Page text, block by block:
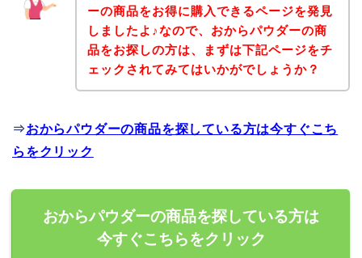
ーの商品をお得に購入できるページを発見
しましたよ♪なので、おからパウダーの商
品をお探しの方は、まずは下記ページをチ
ェックされてみてはいかがでしょうか？
⇒おからパウダーの商品を探している方は今すぐこち
らをクリック
おからパウダーの商品を探している方は
今すぐこちらをクリック